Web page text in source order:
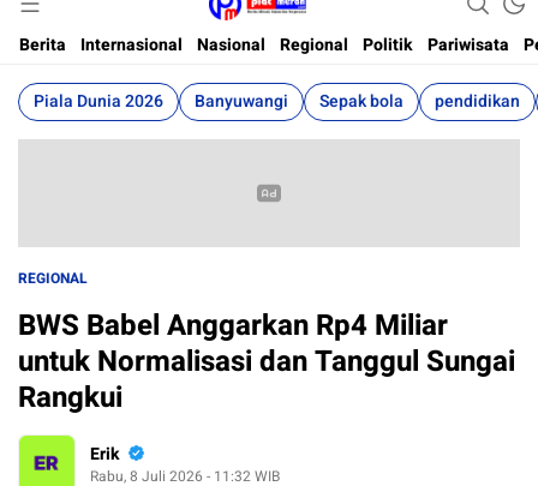
Plat Merah
Berita Terkini, Akurat, Terpercaya Dan Cepat
Berita
Internasional Nasional Regional Politik Pariwisata
Piala Dunia 2026 Banyuwangi Sepak bola pendidikan
REGIONAL
BWS Babel Anggarkan Rp4 Miliar
untuk Normalisasi dan Tanggul Sungai
Rangkui
Erik
Rabu, 8 Juli 2026 - 11:32 WIB